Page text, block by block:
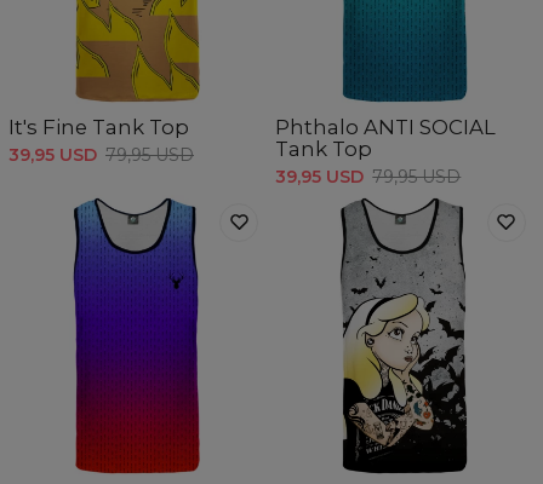
It's Fine Tank Top
39,95 USD 79,95 USD
Phthalo ANTI SOCIAL
Tank Top
39,95 USD 79,95 USD